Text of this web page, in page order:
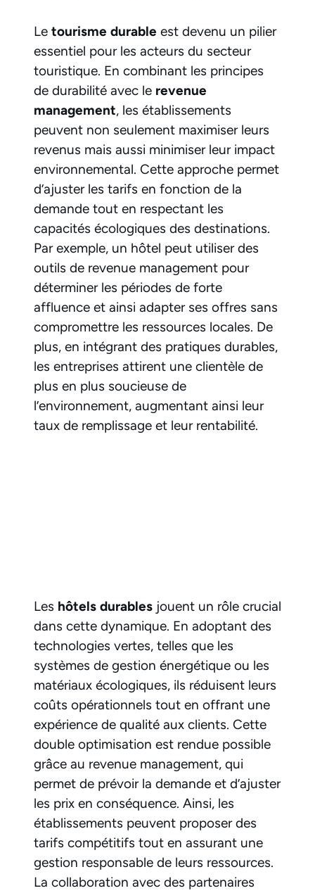
Le tourisme durable est devenu un pilier
essentiel pour les acteurs du secteur
touristique. En combinant les principes
de durabilité avec le revenue
management, les établissements
peuvent non seulement maximiser leurs
revenus mais aussi minimiser leur impact
environnemental. Cette approche permet
d’ajuster les tarifs en fonction de la
demande tout en respectant les
capacités écologiques des destinations.
Par exemple, un hôtel peut utiliser des
outils de revenue management pour
déterminer les périodes de forte
affluence et ainsi adapter ses offres sans
compromettre les ressources locales. De
plus, en intégrant des pratiques durables,
les entreprises attirent une clientèle de
plus en plus soucieuse de
l’environnement, augmentant ainsi leur
taux de remplissage et leur rentabilité.
Les hôtels durables jouent un rôle crucial
dans cette dynamique. En adoptant des
technologies vertes, telles que les
systèmes de gestion énergétique ou les
matériaux écologiques, ils réduisent leurs
coûts opérationnels tout en offrant une
expérience de qualité aux clients. Cette
double optimisation est rendue possible
grâce au revenue management, qui
permet de prévoir la demande et d’ajuster
les prix en conséquence. Ainsi, les
établissements peuvent proposer des
tarifs compétitifs tout en assurant une
gestion responsable de leurs ressources.
La collaboration avec des partenaires